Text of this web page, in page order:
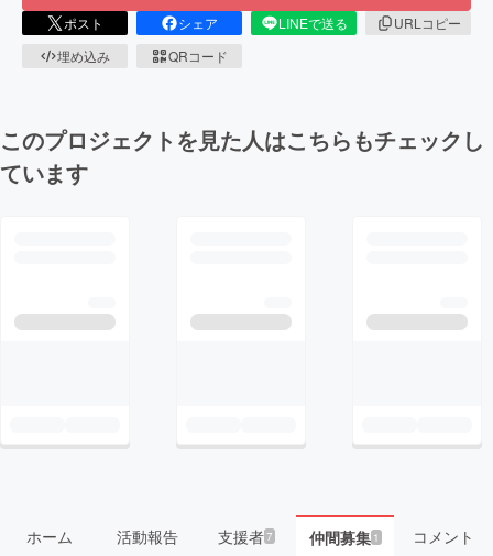
ポスト シェア LINEで送る
URLコピー
埋め込み
QRコード
このプロジェクトを見た人はこちらもチェックし
ています
ホーム 活動報告 支援者7 仲間募集 1 コメント